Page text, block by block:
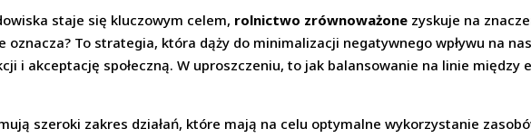
staje się kluczowym celem, rolnictwo zrównoważone zyskuje na
oznacza? To strategia, która dąży do minimalizacji negatywnego wpływu na
i akceptację społeczną. W uproszczeniu, to jak balansowanie na linie między
szeroki zakres działań, które mają na celu optymalne wykorzystanie